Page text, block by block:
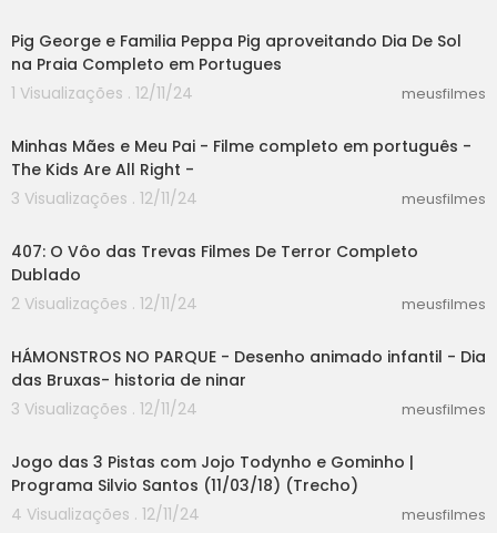
Pig George e Familia Peppa Pig aproveitando Dia De Sol
na Praia Completo em Portugues
1 Visualizações . 12/11/24
meusfilmes
Minhas Mães e Meu Pai - Filme completo em português -
The Kids Are All Right -
3 Visualizações . 12/11/24
meusfilmes
407: O Vôo das Trevas Filmes De Terror Completo
Dublado
2 Visualizações . 12/11/24
meusfilmes
HÁMONSTROS NO PARQUE - Desenho animado infantil - Dia
das Bruxas- historia de ninar
3 Visualizações . 12/11/24
meusfilmes
Jogo das 3 Pistas com Jojo Todynho e Gominho |
Programa Silvio Santos (11/03/18) (Trecho)
4 Visualizações . 12/11/24
meusfilmes